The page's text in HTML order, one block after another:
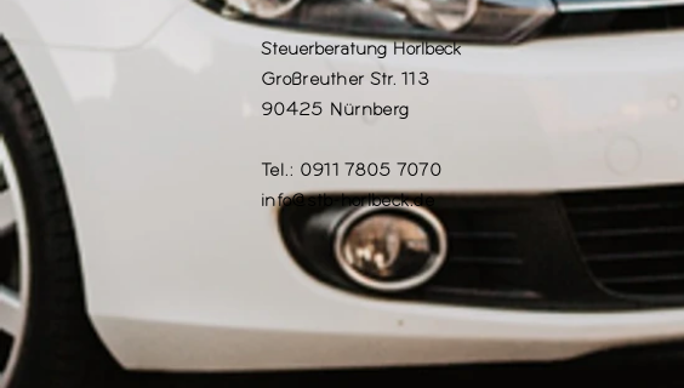
Steuerberatung Horlbeck
Großreuther Str. 113
90425 Nürnberg
Tel.: 0911 7805 7070
info@stb-horlbeck.de